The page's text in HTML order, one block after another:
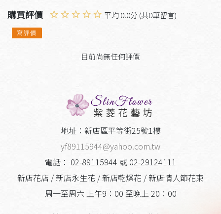
購買評價 平均 0.0分 (共0筆留言)
寫評價
目前尚無任何評價
地址：新店區平等街25號1樓
yf89115944@yahoo.com.tw
電話： 02-89115944 或 02-29124111
新店花店 / 新店永生花 / 新店乾燥花 / 新店情人節花束
周一至周六 上午9：00 至晚上 20：00